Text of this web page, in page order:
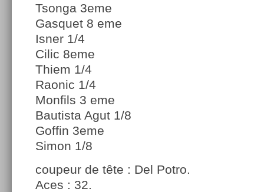
Tsonga 3eme
Gasquet 8 eme
Isner 1/4
Cilic 8eme
Thiem 1/4
Raonic 1/4
Monfils 3 eme
Bautista Agut 1/8
Goffin 3eme
Simon 1/8
coupeur de tête : Del Potro.
Aces : 32.